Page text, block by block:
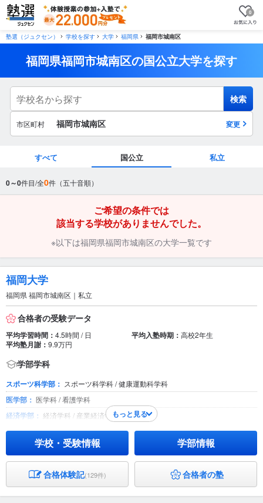
0
塾選（ジュクセン） 学校を探す 大学 福岡県 福岡市城南区
福岡県福岡市城南区の国公立大学を探す
検索
市区町村 福岡市城南区 変更
市区町村
駅・路線 から探す
すべて 国公立 私立
0～0件目/全0件（五十音順）
ご希望の条件では
該当する学校がありませんでした。
※以下は福岡県福岡市城南区の大学一覧です
福岡大学
福岡県 福岡市城南区｜私立
合格者の受験データ
平均学習時間： 4.5時間 / 日 平均入塾時期： 高校2年生
平均塾月謝： 9.9万円
学部学科
スポーツ科学部： スポーツ科学科 / 健康運動科学科
医学部： 医学科 / 看護学科
経済学部： 経済学科 / 産業経済学科
工学部：建築学科 / 化学システム工学科 / 機械工学科 / 社会デザイン工学科 / 電
気工学科 / 電子情報工学科
商学部：経営学科 / 商学科 / 貿易学科
商学部第二部：商学科
人文学部：フランス語学科 / 英語学科 / 教育・臨床心理学科 / ドイツ語学科 / 東
アジア地域言語学科 / 日本語日本文学科 / 文化学科 / 歴史学科
もっと見る
学校・受験情報 学部情報
合格体験記(129件) 合格者の塾